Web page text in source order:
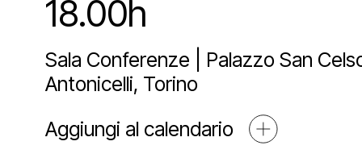
Blog
18.00h
Sala Conferenze | Palazzo San
Antonicelli, Torino
Aggiungi al calendario